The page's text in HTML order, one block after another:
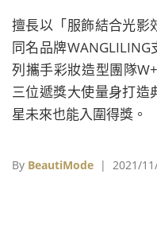
擅長以「服飾結合光影
同名品牌
列攜手彩妝造型團隊
三位遞獎大使量身打造
星未來也能入圍得獎。
By BeautiMode | 2021/